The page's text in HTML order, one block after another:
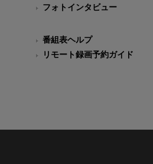
フォトインタビュー
番組表ヘルプ
リモート録画予約ガイド